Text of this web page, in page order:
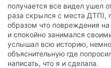
получается все видел ушел
раза скрылся с места ДТП),
образом что повреждения
и спокойно занимался
услышал всю историю,
объяснительную где
написать, что я и сделала.